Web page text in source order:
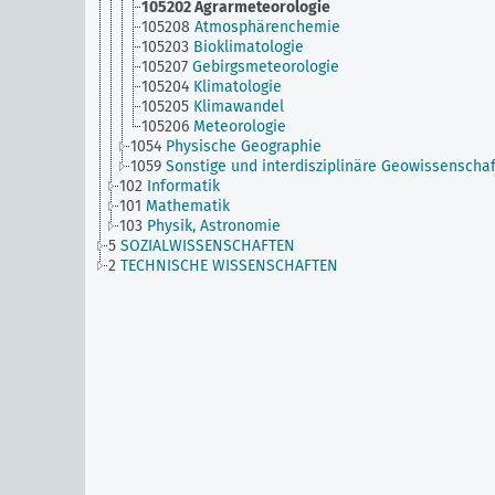
105202Agrarmeteorologie
105208 Atmosphärenchemie
105203 Bioklimatologie
105207 Gebirgsmeteorologie
105204 Klimatologie
105205 Klimawandel
105206 Meteorologie
1054 Physische Geographie
1059 Sonstige und interdisziplinäre
102 Informatik
101 Mathematik
103 Physik, Astronomie
5 SOZIALWISSENSCHAFTEN
2 TECHNISCHE WISSENSCHAFTEN